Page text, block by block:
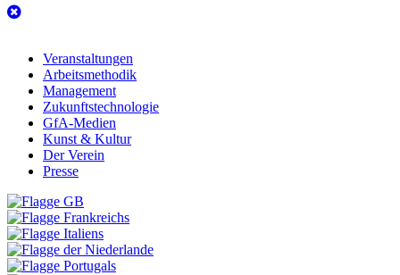
Veranstaltungen
Arbeitsmethodik
Management
Zukunftstechnologie
GfA-Medien
Kunst & Kultur
Der Verein
Presse